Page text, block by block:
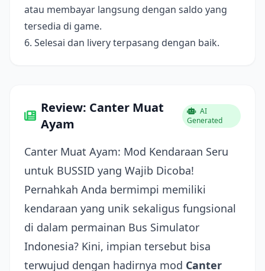
atau membayar langsung dengan saldo yang
tersedia di game.
6. Selesai dan livery terpasang dengan baik.
Review: Canter Muat
Ayam
AI
Generated
Canter Muat Ayam: Mod Kendaraan Seru
untuk BUSSID yang Wajib Dicoba!
Pernahkah Anda bermimpi memiliki
kendaraan yang unik sekaligus fungsional
di dalam permainan Bus Simulator
Indonesia? Kini, impian tersebut bisa
terwujud dengan hadirnya mod Canter